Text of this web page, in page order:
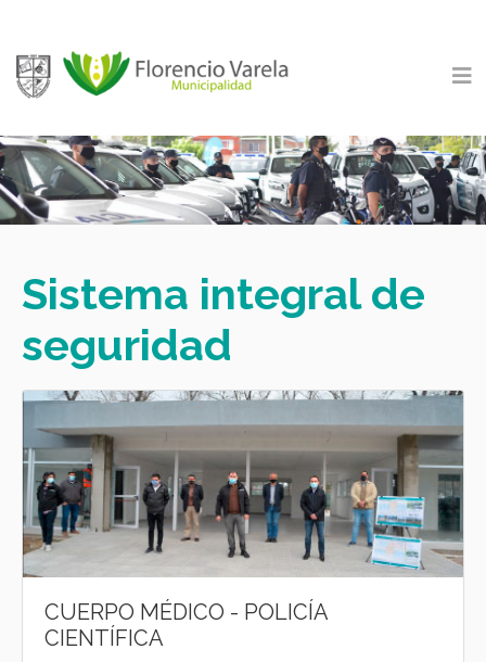
Sistema integral de
seguridad
CUERPO MÉDICO - POLICÍA
CIENTÍFICA